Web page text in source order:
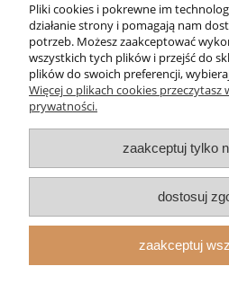
Pomoc
Moje
Strefa
Pliki cookies i pokrewne im
działanie strony i pomagają nam
potrzeb. Możesz zaakceptować
wszystkich tych plików i przejść do
plików do swoich preferencji,
Więcej o plikach cookies przeczytasz
prywatności.
zaakceptuj tylko
dostosuj
zaakceptuj